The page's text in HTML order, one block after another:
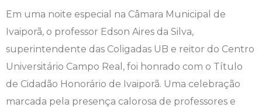
Em uma noite especial na Câmara Municipal de
Ivaiporã, o professor Edson Aires da Silva,
superintendente das Coligadas UB e reitor do Centro
Universitário Campo Real, foi honrado com o Título
de Cidadão Honorário de Ivaiporã. Uma celebração
marcada pela presença calorosa de professores e
Publicações Institucionais
Direito
Enfermagem
Engenharia Agronômica
Engenharia Civil
Calendário Acadêmico
Calendário de Provas
Carteirinha de Estudante
Central de Estágios - TCC
Comissão de Ética no Uso de Animais
Comitê de Ética em Pesquisa
Diploma Digital
Educação em Direitos Humanos